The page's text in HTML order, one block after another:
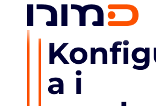
a i